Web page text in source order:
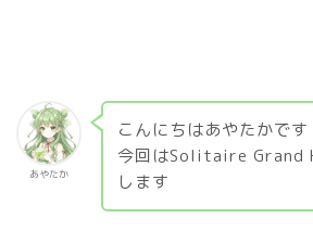
あやたか
こんにちはあやたかです
今回はSolitaire Grand
します